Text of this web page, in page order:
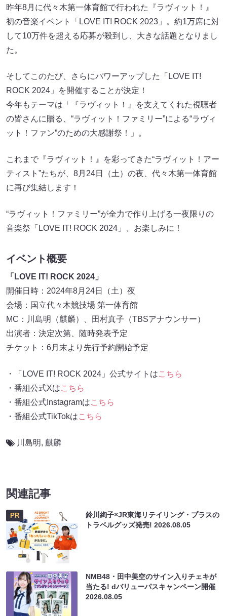
昨年8月に代々木第一体育館で行われた『ラヴィット！』
初の音楽イベント「LOVE IT! ROCK 2023」。約1万席に対
して10万件を超える応募が殺到し、大きな話題となりまし
た。
そしてこのたび、さらにパワーアップした「LOVE IT!
ROCK 2024」を開催することが決定！
今年もテーマは「『ラヴィット！』を支えてくれた視聴者
の皆さんに贈る、“ラヴィット！ファミリー”による“ラヴィ
ット！ファン”のための大感謝祭！」。
これまで『ラヴィット！』を彩ってきた“ラヴィット！アー
ティスト”たちが、8月24日（土）の夜、代々木第一体育館
に再び集結します！
“ラヴィット！ファミリー”が全力で作り上げる一夜限りの
音楽祭「LOVE IT! ROCK 2024」、お楽しみに！
イベント概要
「LOVE IT! ROCK 2024」
開催日時：2024年8月24日（土）夜
会場：国立代々木競技場 第一体育館
MC：川島明（麒麟）、田村真子（TBSアナウンサー）
出演者：決定次第、随時発表予定
チケット：6月末より先行予約開始予定
・「LOVE IT! ROCK 2024」公式サイトはこちら
・番組公式Xはこちら
・番組公式Instagramはこちら
・番組公式TikTokはこちら
川島明, 麒麟
関連記事
PR
鈴川絢子×JR東海リテイリング・プラスの
トラベルグッズ発売!2026.08.05
NMB48・田中美空のサイン入りチェキが
当たる! dバリューパスキャンペーン開催
2026.08.05